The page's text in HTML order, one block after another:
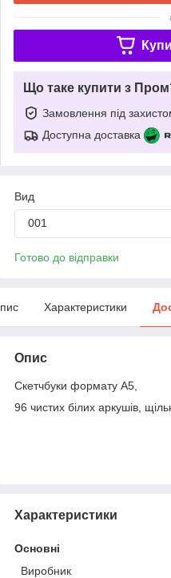
Що таке купити з
Замовлення під
Доступна доставка
Вид
001
Готово до відправки
Характеристики
Опис
Скетчбуки формату А5,
96 чистих білих аркушів,
Характеристики
Основні
Виробник